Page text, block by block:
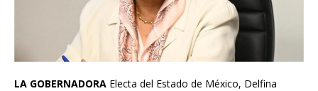
LA GOBERNADORA Electa del Estado de México, Delfina